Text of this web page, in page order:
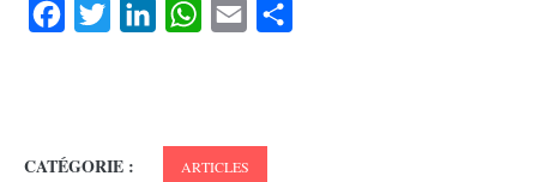
FacebookTwitter LinkedInWhatsApp
Email
CATÉGORIE : ARTICLES